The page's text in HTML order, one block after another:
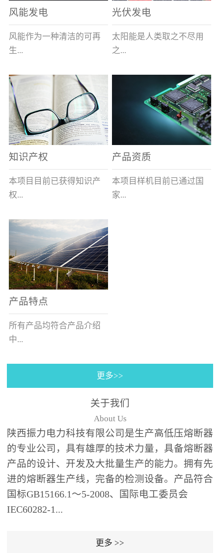
不大于90％；（4）周围空
或可燃性气体、水蒸汽和
盐类过度污染；（5） 当
围变压器油的温度上限不
超过105℃。型号说明
（注：在额定电流后加/S
表示带熔断指示及信号输
出功能,在S后加/H数字表
示适用于高海拔产品,即H1
表示大于1000米小于等于
米小于等于3000米，H3表
示大于3000米小于等于
孔同心；熔断器装入箱体
后，熔断器支架壳外表皮
皮和端部与变压器油箱内
壁及异相电缆之间需保持
足够的绝缘距离；熔断器
为水平安装,并与变压器箱
体面板垂直,熔断器伸入油
箱的部分应浸入变压器绝
缘油中并用绝缘支架(用户
在变压器箱中安装好绝缘
风能发电
风能作为一种清洁的可再
生...
能源，越来越受到世界各
国的重视。其蕴量巨大，
全球的风能约为
2.74×109MW，其中可...
光伏发电
太阳能是人类取之不尽用
之...
不竭的可再生能源，具有
充分的清洁性、绝对的安
全性、相对的广泛性、确
实的长寿命和免维护性、
资源的充...
知识产权
本项目目前已获得知识产
权...
8项，其中发明专利2项，
实用新型专利6项。目前低
压事业部拿到三项专利。
产品资质
本项目样机目前已通过国
家...
产品特点
所有产品均符合产品介绍
中...
的时间-电流特性曲线。给
合适的产品（时间-电流特
性曲线表示虚拟的熔化时
间与...
更多>>
关于我们
About Us
陕西振力电力科技有限公司是生产高低压熔断器
的专业公司，具有雄厚的技术力量，具备熔断器
产品的设计、开发及大批量生产的能力。拥有先
进的熔断器生产线，完备的检测设备。产品符合
国标GB15166.1～5-2008、国际电工委员会
IEC60282-1...
更多 >>